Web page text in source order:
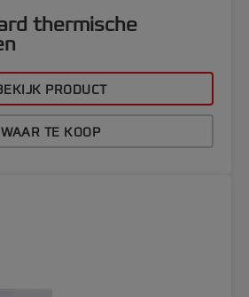
thermische
PRODUCT
WAAR TE KOOP